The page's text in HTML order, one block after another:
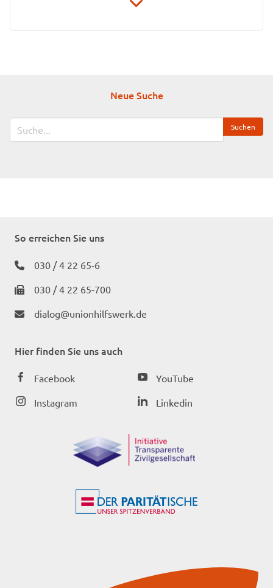
Unionhilfswerk Ambulante Dienste
Neue Suche
So erreichen Sie uns
030 / 4 22 65-6
030 / 4 22 65-700
dialog@unionhilfswerk.de
Hier finden Sie uns auch
Facebook
Instagram
YouTube
Linkedin